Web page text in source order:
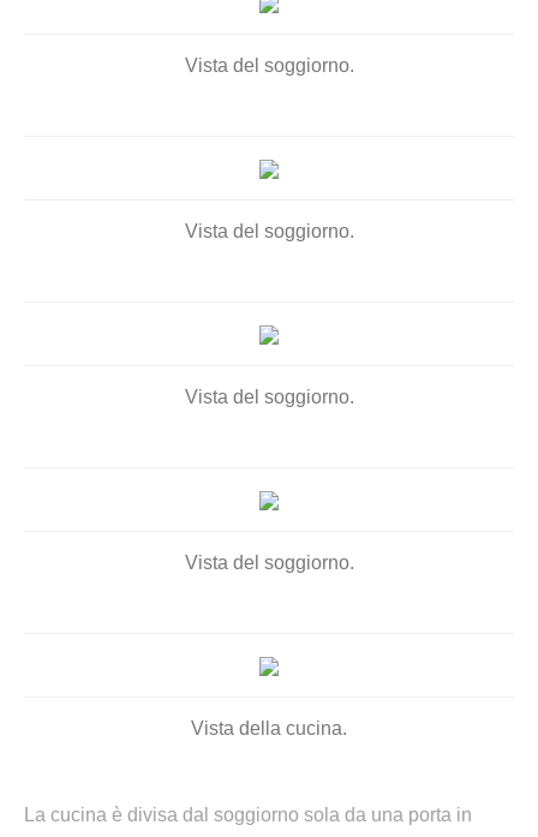
Vista del soggiorno.
Vista del soggiorno.
Vista del soggiorno.
Vista del soggiorno.
Vista della cucina.
La cucina è divisa dal soggiorno sola da una porta in